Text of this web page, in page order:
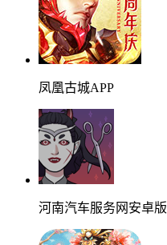
凤凰古城APP
河南汽车服务网安卓版